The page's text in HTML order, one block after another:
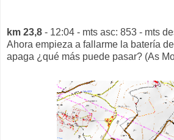
km 23,8 - 12:04 - mts asc: 853 - mts
Ahora empieza a fallarme la batería
apaga ¿qué más puede pasar? (As